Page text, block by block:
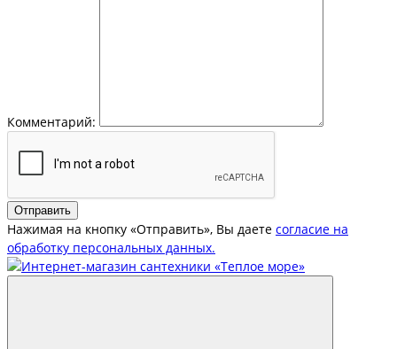
Комментарий:
Отправить
Нажимая на кнопку «Отправить», Вы даете согласие на
обработку персональных данных.